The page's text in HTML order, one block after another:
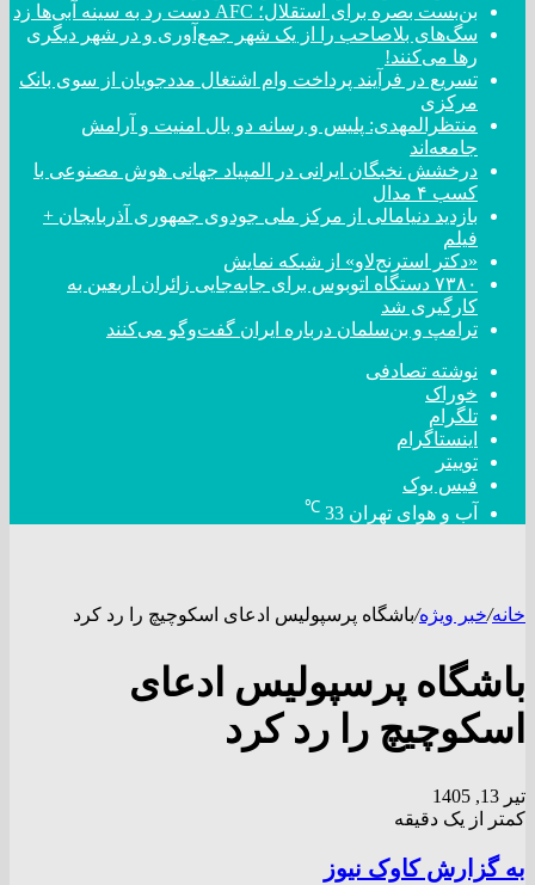
بن‌بست بصره برای استقلال؛ AFC دست رد به سینه آبی‌ها زد
سگ‌های بلاصاحب را از یک شهر جمع‌آوری و در شهر دیگری
رها می‌کنند!
تسریع در فرآیند پرداخت وام اشتغال مددجویان از سوی بانک
مرکزی
منتظرالمهدی: پلیس و رسانه دو بال امنیت و آرامش
جامعه‌اند
درخشش نخبگان ایرانی در المپیاد جهانی هوش مصنوعی با
کسب ۴ مدال
بازدید دنیامالی از مرکز ملی جودوی جمهوری آذربایجان +
فیلم
«دکتر استرنج‌لاو» از شبکه نمایش
۷۳۸۰ دستگاه اتوبوس برای جابه‌جایی زائران اربعین به
کارگیری شد
ترامپ و بن‌سلمان درباره ایران گفت‌و‌گو می‌کنند
نوشته تصادفی
خوراک
تلگرام
اینستاگرام
توییتر
فیس بوک
آب و هوای تهران 33
℃
خانه/خبر ویژه/باشگاه پرسپولیس ادعای اسکوچیچ را رد کرد
باشگاه پرسپولیس ادعای
اسکوچیچ را رد کرد
تیر 13, 1405
کمتر از یک دقیقه
به گزارش کاوک نیوز